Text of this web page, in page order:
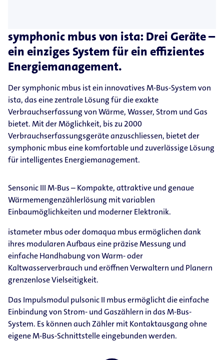
symphonic mbus von ista: Drei Geräte –
ein einziges System für ein effizientes
Energiemanagement.
Der symphonic mbus ist ein innovatives M-Bus-System von
ista, das eine zentrale Lösung für die exakte
Verbrauchserfassung von Wärme, Wasser, Strom und Gas
bietet. Mit der Möglichkeit, bis zu 2000
Verbrauchserfassungsgeräte anzuschliessen, bietet der
symphonic mbus eine komfortable und zuverlässige Lösung
für intelligentes Energiemanagement.
Sensonic III M-Bus – Kompakte, attraktive und genaue
Wärmemengenzählerlösung mit variablen
Einbaumöglichkeiten und moderner Elektronik.
istameter mbus oder domaqua mbus ermöglichen dank
ihres modularen Aufbaus eine präzise Messung und
einfache Handhabung von Warm- oder
Kaltwasserverbrauch und eröffnen Verwaltern und Planern
grenzenlose Vielseitigkeit.
Das Impulsmodul pulsonic II mbus ermöglicht die einfache
Einbindung von Strom- und Gaszählern in das M-Bus-
System. Es können auch Zähler mit Kontaktausgang ohne
eigene M-Bus-Schnittstelle eingebunden werden.